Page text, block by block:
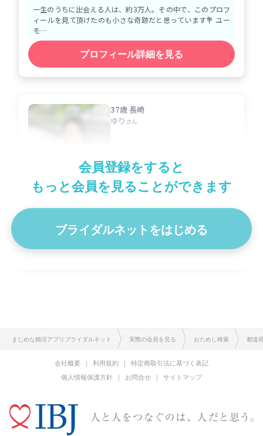
一生のうちに出会える人は、約3万人。その中で、このプロフ
ィールを見て頂けたのも小さな奇跡だと思っています💐 ユー
モ…
プロフィール詳細を見る
3
37歳 長崎
ゆり さん
休日シフト休み
結婚希望時期
1年以内
ゆりと申します。 真剣に結婚を考え、婚活をスタートしまし
た。 長崎出身で、現在は長崎に住んでいます。 仕事では…
会員登録をすると
もっと会員を見ることができます
ブライダルネットをはじめる
まじめな婚活アプリブライダルネット 実際の会員を見る おためし検索 都道
会社概要 利用規約
特定商取引法に基づく表記
個人情報保護方針
お問合せ サイトマップ